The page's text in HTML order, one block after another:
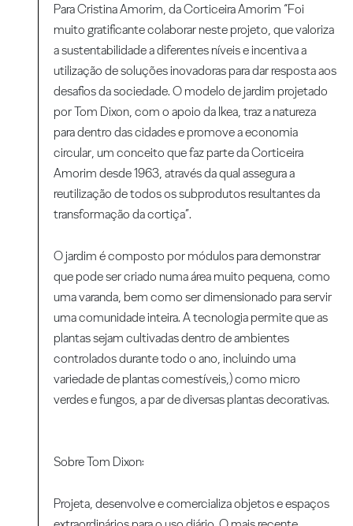
Para Cristina Amorim, da Corticeira Amorim “Foi
muito gratificante colaborar neste projeto, que valoriza
a sustentabilidade a diferentes níveis e incentiva a
utilização de soluções inovadoras para dar resposta aos
desafios da sociedade. O modelo de jardim projetado
por Tom Dixon, com o apoio da Ikea, traz a natureza
para dentro das cidades e promove a economia
circular, um conceito que faz parte da Corticeira
Amorim desde 1963, através da qual assegura a
reutilização de todos os subprodutos resultantes da
transformação da cortiça”.
O jardim é composto por módulos para demonstrar
que pode ser criado numa área muito pequena, como
uma varanda, bem como ser dimensionado para servir
uma comunidade inteira. A tecnologia permite que as
plantas sejam cultivadas dentro de ambientes
controlados durante todo o ano, incluindo uma
variedade de plantas comestíveis,) como micro
verdes e fungos, a par de diversas plantas decorativas.
Sobre Tom Dixon:
Projeta, desenvolve e comercializa objetos e espaços